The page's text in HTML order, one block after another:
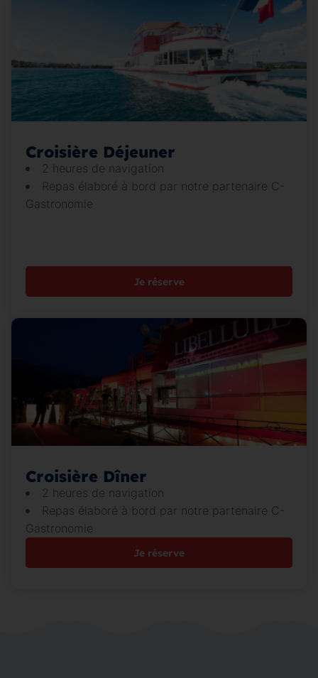
Croisière Déjeuner
2 heures de navigation
Repas élaboré à bord par notre partenaire C-
Gastronomie
Je réserve
Croisière Dîner
2 heures de navigation
Repas élaboré à bord par notre partenaire C-
Gastronomie
Je réserve